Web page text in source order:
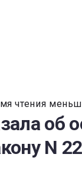
чтения
об
N